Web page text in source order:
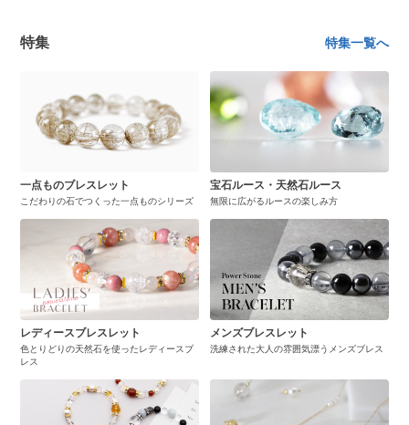
特集 特集一覧へ
一点ものブレスレット
こだわりの石でつくった一点ものシリーズ
宝石ルース・天然石ルース
無限に広がるルースの楽しみ方
レディースブレスレット
色とりどりの天然石を使ったレディースブ
レス
メンズブレスレット
洗練された大人の雰囲気漂うメンズブレス